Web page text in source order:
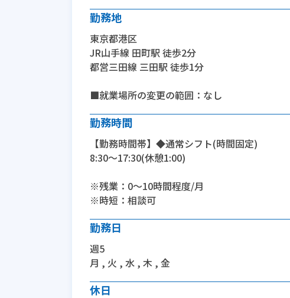
勤務地
東京都港区
JR山手線 田町駅 徒歩2分
都営三田線 三田駅 徒歩1分
■就業場所の変更の範囲：なし
勤務時間
【勤務時間帯】◆通常シフト(時間固定)
8:30〜17:30(休憩1:00)
※残業：0〜10時間程度/月
※時短：相談可
勤務日
週5
月 , 火 , 水 , 木 , 金
休日